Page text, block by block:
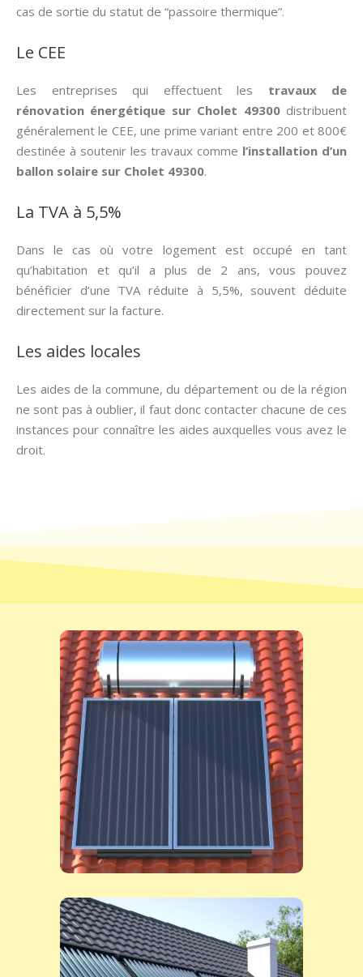
cas de sortie du statut de “passoire thermique”.
Le CEE
Les entreprises qui effectuent les travaux de
rénovation énergétique sur Cholet 49300distribuent
généralement le CEE, une prime variant entre 200 et 800€
destinée à soutenir les travaux comme l’installation d’un
ballon solaire sur Cholet 49300.
La TVA à 5,5%
Dans le cas où votre logement est occupé en tant
qu’habitation et qu’il a plus de 2 ans, vous pouvez
bénéficier d’une TVA réduite à 5,5%, souvent déduite
directement sur la facture.
Les aides locales
Les aides de la commune, du département ou de la région
ne sont pas à oublier, il faut donc contacter chacune de ces
instances pour connaître les aides auxquelles vous avez le
droit.